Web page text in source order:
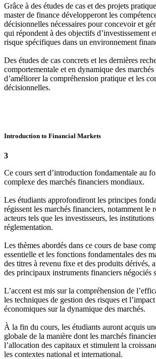
Grâce à des études de cas et des projets
master de finance développeront les
décisionnelles nécessaires pour concevoir et
qui répondent à des objectifs d’investissement
risque spécifiques dans un environnement
Des études de cas concrets et les dernières
comportementale et en dynamique des
d’améliorer la compréhension pratique et les
décisionnelles.
Introduction to Financial Markets
3
Ce cours sert d’introduction fondamentale au
complexe des marchés financiers mondiaux.
Les étudiants approfondiront les principes
régissent les marchés financiers, notamment le
acteurs tels que les investisseurs, les
réglementation.
Les thèmes abordés dans ce cours de base
essentielle et les fonctions fondamentales des
des titres à revenu fixe et des produits dérivés,
des principaux instruments financiers négociés
L’accent est mis sur la compréhension de
les techniques de gestion des risques et
économiques sur la dynamique des marchés.
À la fin du cours, les étudiants auront acquis
globale de la manière dont les marchés
l’allocation des capitaux et stimulent la
les contextes national et international.